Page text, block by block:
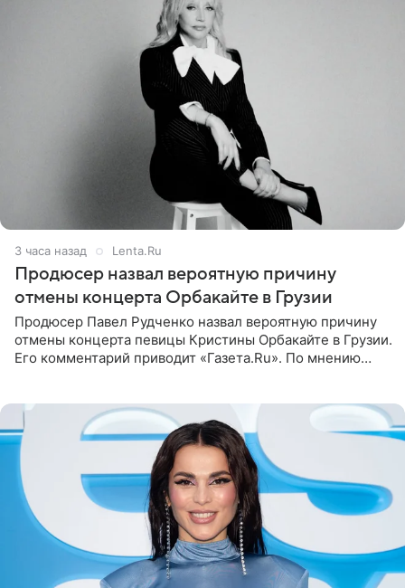
3 часа назад Lenta.Ru
Продюсер назвал вероятную причину
отмены концерта Орбакайте в Грузии
Продюсер Павел Рудченко назвал вероятную причину
отмены концерта певицы Кристины Орбакайте в Грузии.
Его комментарий приводит «Газета.Ru». По мнению